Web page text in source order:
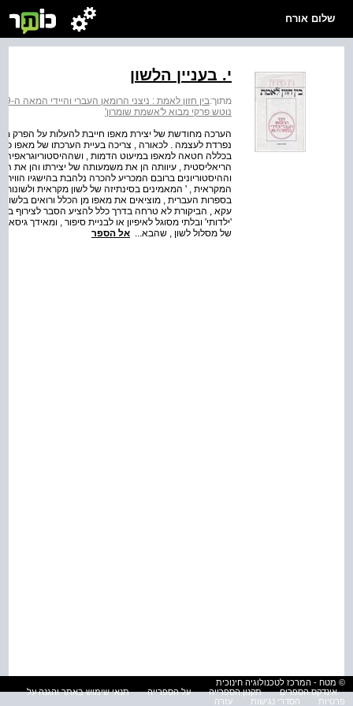
שלום אורח
י. בעניין הלשון
מתוך:בין חזון לאמת : ניצני הרומאן העברי והיידי המאה ה-19
נוטש פרקי מבוא ל'אשמת שומרון'
הערכה מחודשת של יצירת מאפו חייבת להעלות על הפרק
נפרדת לעצמה . לכאורה , צריכה בעיית הערכתו של מאפו
בכללה חטאה למאפו במיעוט הדמות ,
הריאליסטית , עיוותה הן את משמעותה של יצירתו והן את
וההיסטוריונים ברובם המכריע להכרה נלהבת בהישגיו
המקראית , ' המאמינים בסינתיזה של לשון מקראית
בספרות העברית , מוציאים את מאפו מן הכלל ורואים
עקא , הביקורת לא טרחה בדרך כלל להציע הסבר לצירוף
'ילדותי' ובלתי מסוגל לאיפיון או לבניית סיפור , ומאידך
של מסלול לשון , שהבא... אל הספר
© מטח - המרכז לטכנולוגיה חינוכית
אינדקס הספרים
תקנון הספרייה על הספרייה
תנאי שימוש באתר והגנה על
פרטיות
הסדרי נגישות עזרה